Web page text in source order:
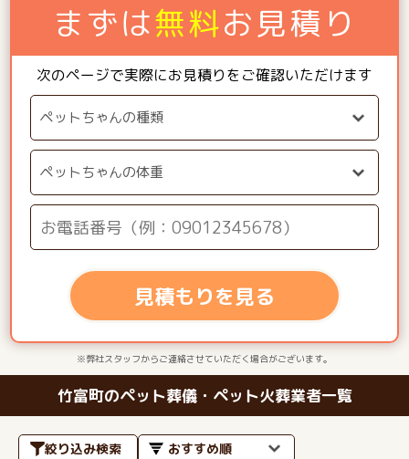
まずは無料お見積り
次のページで実際にお見積りをご確認いただけます
見積もりを見る
※弊社スタッフからご連絡させていただく場合がございます。
竹富町のペット葬儀・ペット火葬業者一覧
絞り込み検索